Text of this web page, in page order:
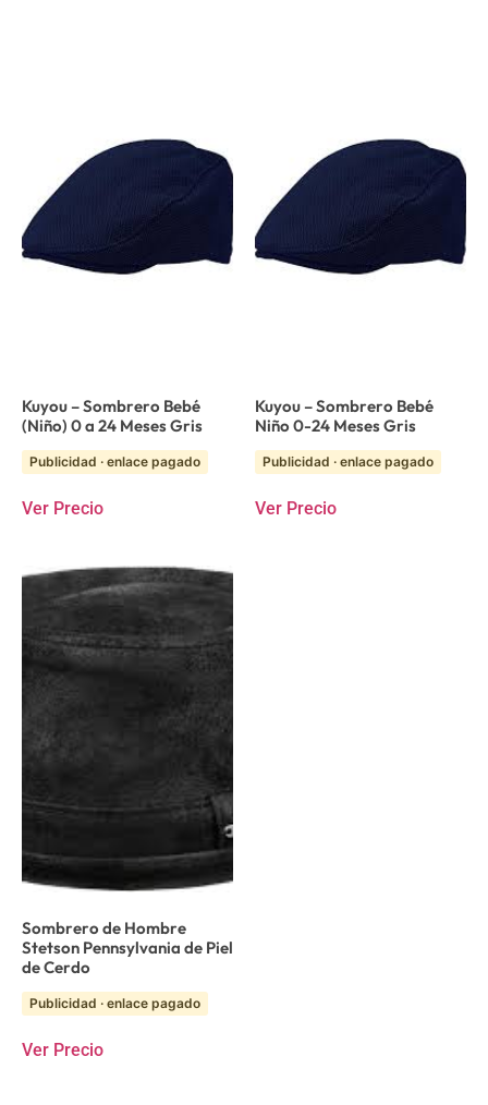
Kuyou – Sombrero Bebé
(Niño) 0 a 24 Meses Gris
Publicidad · enlace pagado
Ver Precio
Kuyou – Sombrero Bebé
Niño 0-24 Meses Gris
Publicidad · enlace pagado
Ver Precio
Sombrero de Hombre
Stetson Pennsylvania de Piel
de Cerdo
Publicidad · enlace pagado
Ver Precio